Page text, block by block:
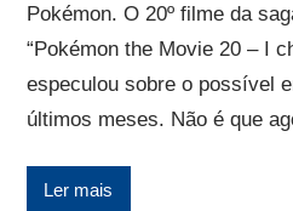
Pokémon. O 20º filme da
“Pokémon the Movie 20 – I
especulou sobre o possível
últimos meses. Não é que
Ler mais